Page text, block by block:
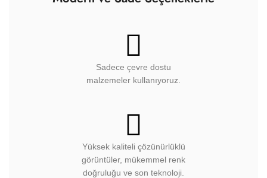
Sadece çevre dostu
malzemeler kullanıyoruz.
Yüksek kaliteli çözünürlüklü
görüntüler, mükemmel renk
doğruluğu ve son teknoloji.